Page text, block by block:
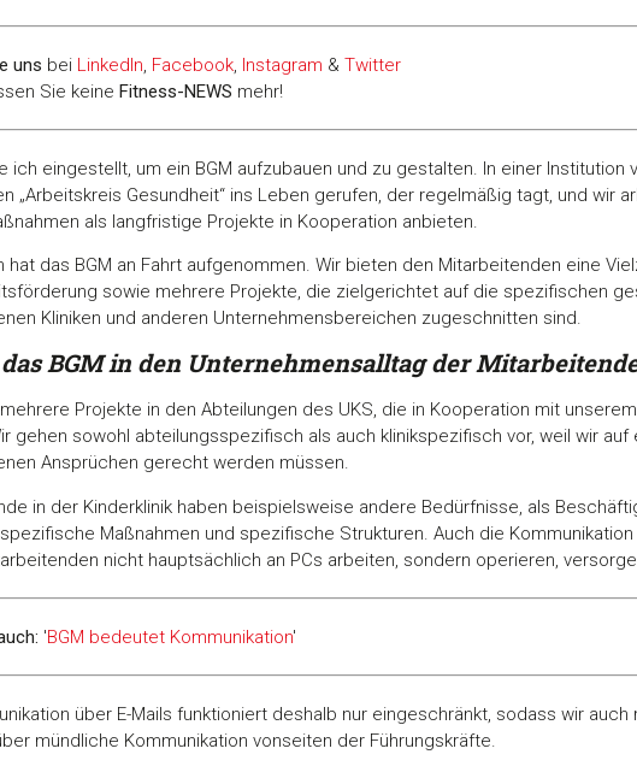
uns bei LinkedIn Facebook Instagram & Twitter
Sie keine Fitness-NEWS mehr!
ich eingestellt, um ein BGM aufzubauen und zu gestalten. In einer Institution
„Arbeitskreis Gesundheit“ ins Leben gerufen, der regelmäßig tagt, und wir
als langfristige Projekte in Kooperation anbieten.
hat das BGM an Fahrt aufgenommen. Wir bieten den Mitarbeitenden eine
sowie mehrere Projekte, die zielgerichtet auf die spezifischen
Kliniken und anderen Unternehmensbereichen zugeschnitten sind.
BGM in den Unternehmensalltag der
Projekte in den Abteilungen des UKS, die in Kooperation mit
gehen sowohl abteilungsspezifisch als auch klinikspezifisch vor, weil wir
Ansprüchen gerecht werden müssen.
in der Kinderklinik haben beispielsweise andere Bedürfnisse, als
Maßnahmen und spezifische Strukturen. Auch die
nicht hauptsächlich an PCs arbeiten, sondern operieren,
'BGM bedeutet Kommunikation'
über E-Mails funktioniert deshalb nur eingeschränkt, sodass wir
mündliche Kommunikation vonseiten der Führungskräfte.